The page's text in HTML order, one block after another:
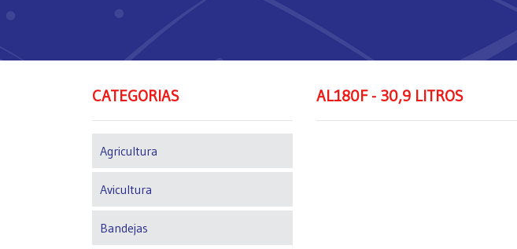
CATEGORIAS
Agricultura
Avicultura
Bandejas
AL180F - 30,9 LITROS